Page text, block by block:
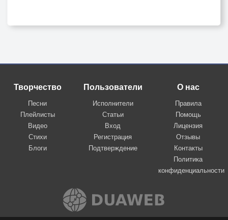
Творчество
Песни
Плейлисты
Видео
Стихи
Блоги
Пользователи
Исполнители
Статьи
Вход
Регистрация
Подтверждение
О нас
Правила
Помощь
Лицензия
Отзывы
Контакты
Политика
конфиденциальности